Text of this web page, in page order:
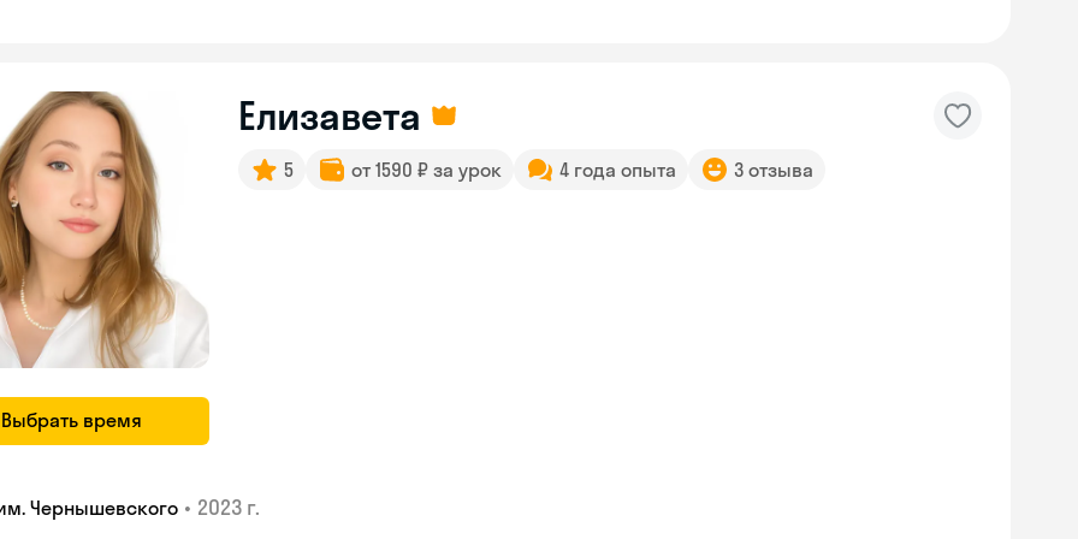
Выбрать время
Елизавета
5 от 1590 ₽ за урок 4 года опыта 3 отзыва
Чернышевского • 2023 г.